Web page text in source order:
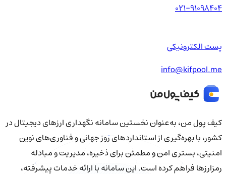
021-91098404
پست الکترونیکی
info@kifpool.me
کیف‌ پول من، به‌عنوان نخستین سامانه نگهداری ارزهای دیجیتال در
کشور، با بهره‌گیری از استانداردهای روز جهانی و فناوری‌های نوین
امنیتی، بستری امن و مطمئن برای ذخیره، مدیریت و مبادله
رمزارزها فراهم کرده است. این سامانه با ارائه خدمات پیشرفته،